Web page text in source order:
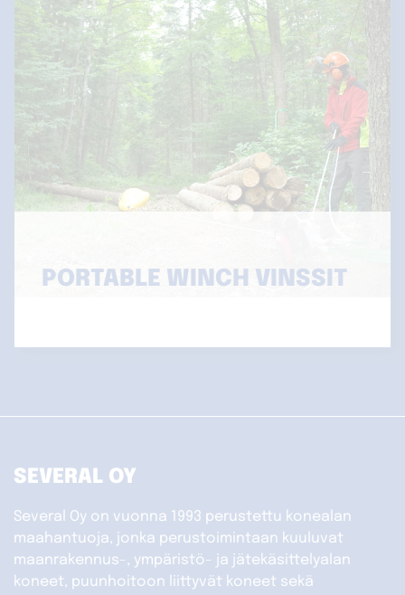
PORTABLE WINCH VINSSIT
SEVERAL OY
Several Oy on vuonna 1993 perustettu konealan
maahantuoja, jonka perustoimintaan kuuluvat
maanrakennus-, ympäristö- ja jätekäsittelyalan
koneet, puunhoitoon liittyvät koneet sekä